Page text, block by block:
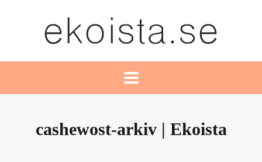
cashewost-arkiv | Ekoista